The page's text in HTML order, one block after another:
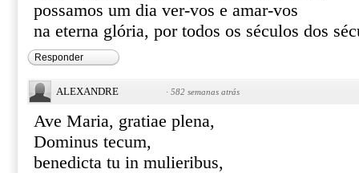
possamos um dia ver-vos e amar-vos
na eterna glória, por todos os séculos dos
Responder
ALEXANDRE · 582 semanas atrás
Ave Maria, gratiae plena,
Dominus tecum,
benedicta tu in mulieribus,